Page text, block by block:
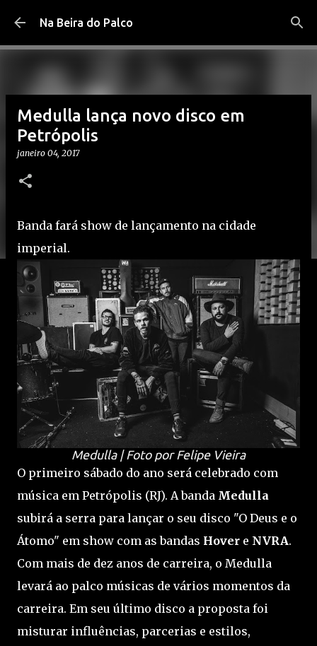
Pular para o conteúdo principal
Na Beira do Palco
Medulla lança novo disco em
Petrópolis
janeiro 04, 2017
Banda fará show de lançamento na cidade
imperial.
Medulla | Foto por Felipe Vieira
O primeiro sábado do ano será celebrado com
música em Petrópolis (RJ). A banda Medulla
subirá a serra para lançar o seu disco "O Deus e o
Átomo" em show com as bandas Hover e NVRA.
Com mais de dez anos de carreira, o Medulla
levará ao palco músicas de vários momentos da
carreira. Em seu último disco a proposta foi
misturar influências, parcerias e estilos,